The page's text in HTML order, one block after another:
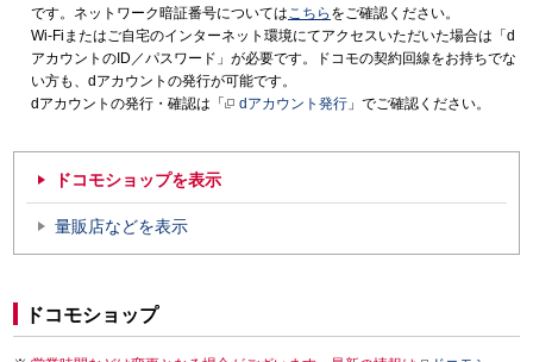
です。ネットワーク暗証番号についてはこちら をご確認ください。
Wi-Fiまたはご自宅のインターネット環境にてアクセスいただいた場合は「d
アカウントのID／パスワード」が必要です。ドコモの契約回線をお持ちでな
い方も、dアカウントの発行が可能です。
dアカウントの発行・確認は「
dアカウント発行 」でご確認ください。
ドコモショップを表示
量販店などを表示
ドコモショップ